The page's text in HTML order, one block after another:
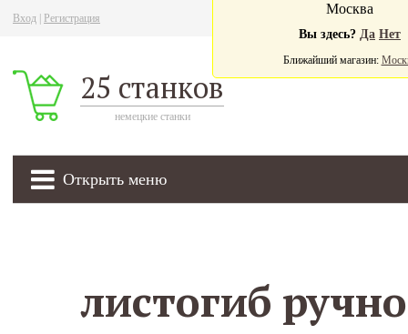
Вход Регистрация
25 станков
немецкие станки
Открыть меню
Москва
Вы здесь? Да Нет
Ближайший магазин: